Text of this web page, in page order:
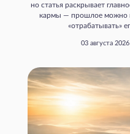
но статья раскрывает
кармы — прошлое можно
«отрабатывать»
03 августа 2026